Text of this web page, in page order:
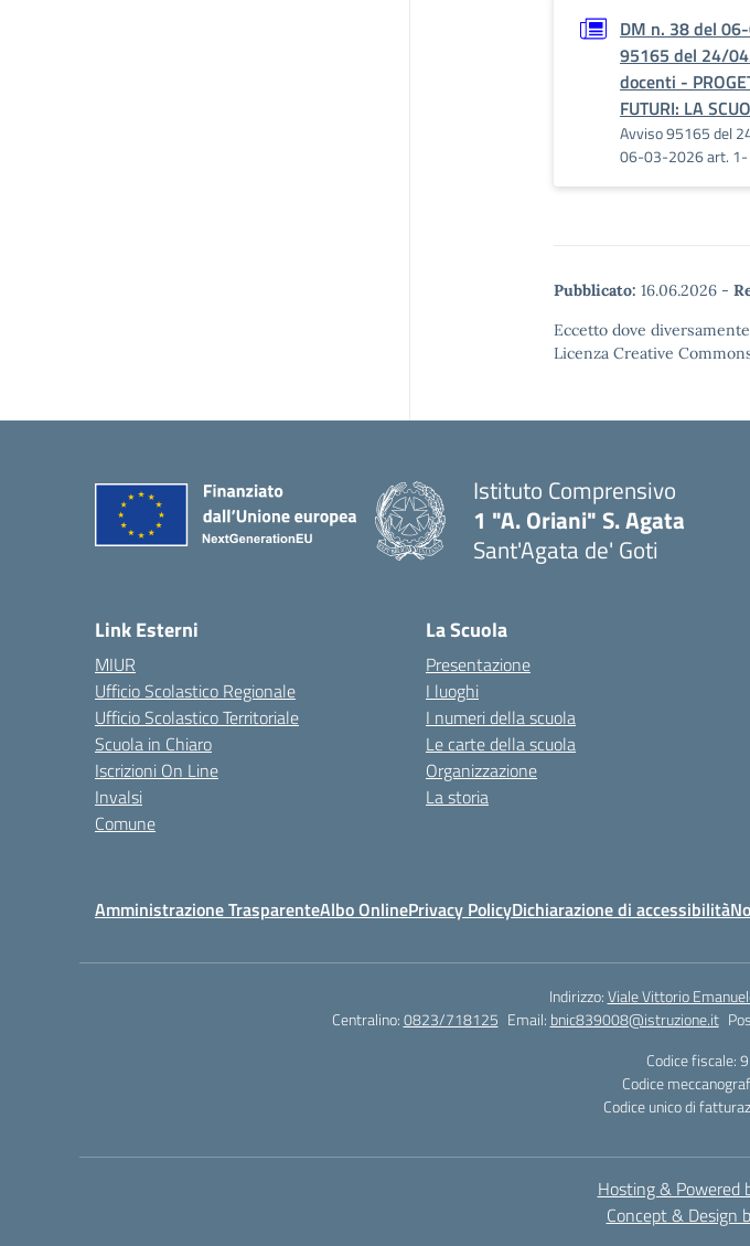
DM n. 38 del
95165 del 24/
docenti -
FUTURI: LA
Avviso 95165 del
06-03-2026 art. 1-
Pubblicato: 16.06.2026 -
Eccetto dove
Licenza Creative
Istituto Comprensivo
1 "A. Oriani" S. Agata
Sant'Agata de' Goti
Link Esterni
MIUR
Ufficio Scolastico Regionale
Ufficio Scolastico Territoriale
Scuola in Chiaro
Iscrizioni On Line
Invalsi
Comune
La Scuola
Presentazione
I luoghi
I numeri della scuola
Le carte della scuola
Organizzazione
La storia
Amministrazione TrasparenteAlbo OnlinePrivacy PolicyDichiarazione di accessibilità
Indirizzo:Viale Vittorio
Centralino:0823/718125 Email: bnic839008@istruzione.it
Codice fiscale:
Codice
Codice unico di
Hosting & Powered
Concept & Design